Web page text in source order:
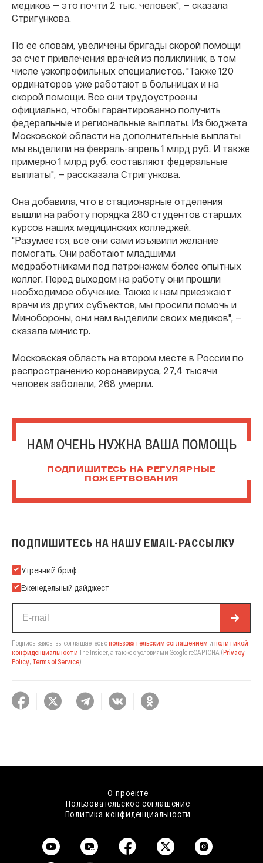
медиков — это почти 2 тыс. человек", — сказала
Стригункова.
По ее словам, увеличены бригады скорой помощи
за счет привлечения врачей из поликлиник, в том
числе узкопрофильных специалистов. "Также 120
ординаторов уже работают в больницах и на
скорой помощи. Все они трудоустроены
официально, чтобы гарантированно получить
федеральные и региональные выплаты. Из бюджета
Московской области на дополнительные выплаты
мы выделили на февраль-апрель 1 млрд руб. И также
примерно 1 млрд руб. составляют федеральные
выплаты", — рассказала Стригункова.
Она добавила, что в стационарные отделения
вышли на работу порядка 280 студентов старших
курсов наших медицинских колледжей.
"Разумеется, все они сами изъявили желание
помогать. Они работают младшими
медработниками под патронажем более опытных
коллег. Перед выходом на работу они прошли
необходимое обучение. Также к нам приезжают
врачи из других субъектов, мы просили помочь и
Минобороны, они нам выделили своих медиков", —
сказала министр.
Московская область на втором месте в России по
распространению коронавируса, 27,4 тысячи
человек заболели, 268 умерли.
НАМ ОЧЕНЬ НУЖНА ВАША ПОМОЩЬ
ПОДПИШИТЕСЬ НА РЕГУЛЯРНЫЕ
ПОЖЕРТВОВАНИЯ
ПОДПИШИТЕСЬ НА НАШУ EMAIL-РАССЫЛКУ
Подпишитесь на нашу Email-рассылку
Утренний бриф
Еженедельный дайджест
Подписываясь, вы соглашаетесь спользовательским соглашением и политикой
конфиденциальности The Insider, а также с условиями Google reCAPTCHA (Privacy
Policy Terms of Service).
О проекте
Пользовательское соглашение
Политика конфиденциальности